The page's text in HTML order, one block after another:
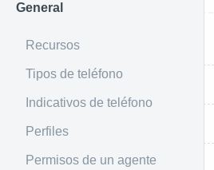
General
Recursos
Tipos de teléfono
Indicativos de teléfono
Perfiles
Permisos de un agente
Introducción
Ejemplo de respuesta
Parámetros que recibe